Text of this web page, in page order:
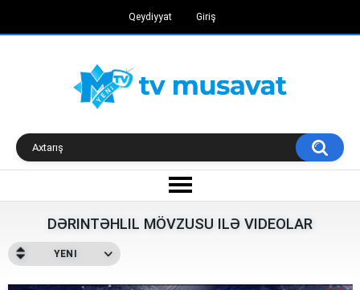
Qeydiyyat Giriş
DƏRINTƏHLIL MÖVZUSU ILƏ VIDEOLAR
YENI